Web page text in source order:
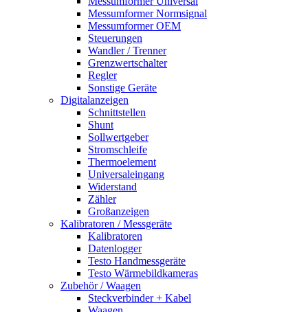
Messumformer Normsignal
Messumformer OEM
Steuerungen
Wandler / Trenner
Grenzwertschalter
Regler
Sonstige Geräte
Digitalanzeigen
Schnittstellen
Shunt
Sollwertgeber
Stromschleife
Thermoelement
Universaleingang
Widerstand
Zähler
Großanzeigen
Kalibratoren / Messgeräte
Kalibratoren
Datenlogger
Testo Handmessgeräte
Testo Wärmebildkameras
Zubehör / Waagen
Steckverbinder + Kabel